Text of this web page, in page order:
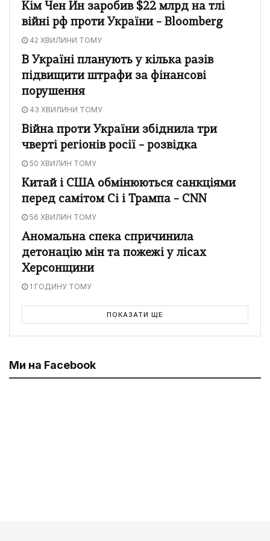
Кім Чен Ин заробив $22 млрд на тлі
війні рф проти України – Bloomberg
42 ХВИЛИНИ ТОМУ
В Україні планують у кілька разів
підвищити штрафи за фінансові
порушення
43 ХВИЛИНИ ТОМУ
Війна проти України збіднила три
чверті регіонів росії – розвідка
50 ХВИЛИН ТОМУ
Китай і США обмінюються санкціями
перед самітом Сі і Трампа – CNN
56 ХВИЛИН ТОМУ
Аномальна спека спричинила
детонацію мін та пожежі у лісах
Херсонщини
1 ГОДИНУ ТОМУ
ПОКАЗАТИ ЩЕ
Ми на Facebook